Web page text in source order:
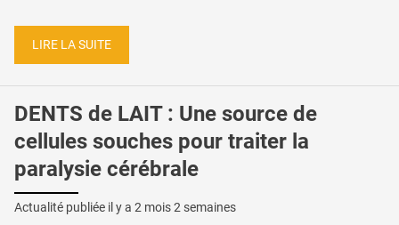
LIRE LA SUITE
DENTS de LAIT : Une source de
cellules souches pour traiter la
paralysie cérébrale
Actualité publiée il y a 2 mois 2 semaines